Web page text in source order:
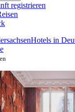
registrieren
Hotels in